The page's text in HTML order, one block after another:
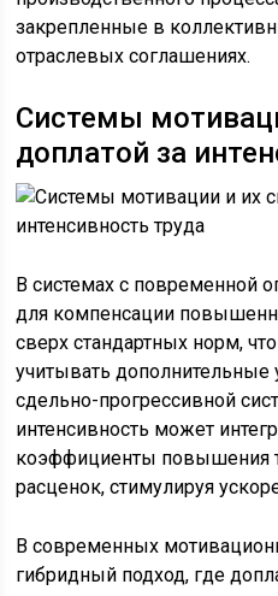
закрепленные в
отраслевых соглашениях.
Системы
доплатой за
В системах с повременной
для компенсации
сверх стандартных норм,
учитывать дополнительные
сдельно-прогрессивной
интенсивность может
коэффициенты повышения
расценок, стимулируя
В современных
гибридный подход, где